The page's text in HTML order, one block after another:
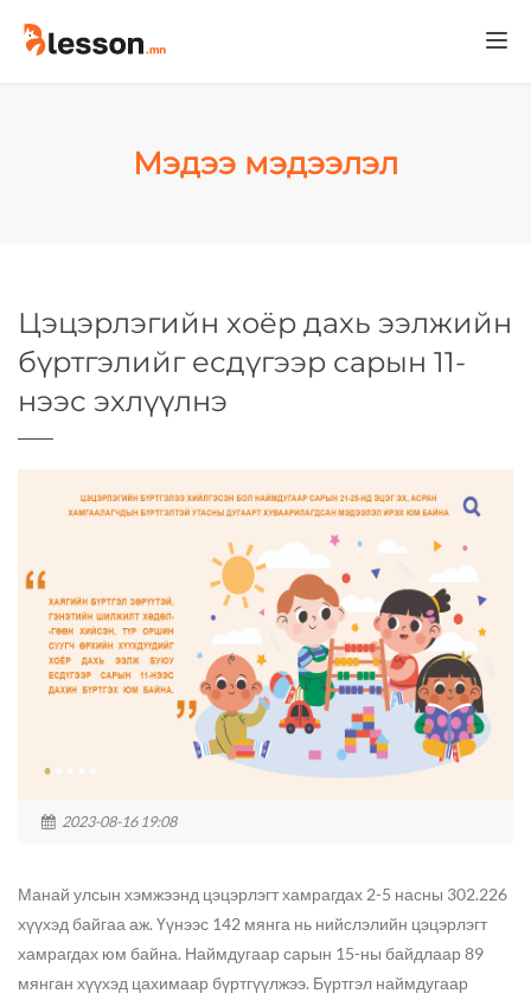
Мэдээ мэдээлэл
Цэцэрлэгийн хоёр дахь ээлжийн
бүртгэлийг есдүгээр сарын 11-
нээс эхлүүлнэ
2023-08-16 19:08
Манай улсын хэмжээнд цэцэрлэгт хамрагдах 2-5 насны 302.226
хүүхэд байгаа аж. Үүнээс 142 мянга нь нийслэлийн цэцэрлэгт
хамрагдах юм байна. Наймдугаар сарын 15-ны байдлаар 89
мянган хүүхэд цахимаар бүртгүүлжээ. Бүртгэл наймдугаар